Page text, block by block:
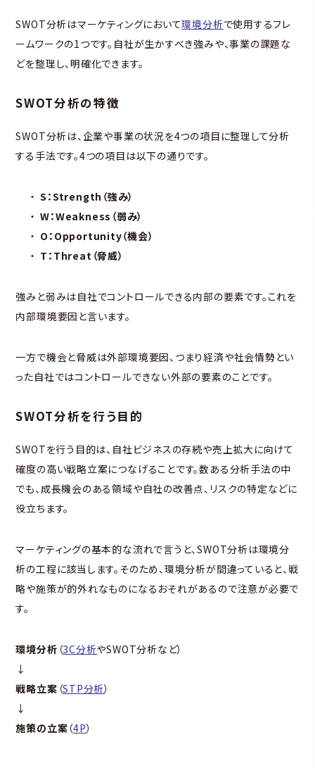
SWOT分析はマーケティングにおいて環境分析で使用するフレ
ームワークの1つです。自社が生かすべき強みや、事業の課題な
どを整理し、明確化できます。
SWOT分析の特徴
SWOT分析は、企業や事業の状況を4つの項目に整理して分析
する手法です。4つの項目は以下の通りです。
S：Strength（強み）
W：Weakness（弱み）
O：Opportunity（機会）
T：Threat（脅威）
強みと弱みは自社でコントロールできる内部の要素です。これを
内部環境要因と言います。
一方で機会と脅威は外部環境要因、つまり経済や社会情勢とい
った自社ではコントロールできない外部の要素のことです。
SWOT分析を行う目的
SWOTを行う目的は、自社ビジネスの存続や売上拡大に向けて
確度の高い戦略立案につなげることです。数ある分析手法の中
でも、成長機会のある領域や自社の改善点、リスクの特定などに
役立ちます。
マーケティングの基本的な流れで言うと、SWOT分析は環境分
析の工程に該当します。そのため、環境分析が間違っていると、戦
略や施策が的外れなものになるおそれがあるので注意が必要で
す。
環境分析 （3C分析やSWOT分析など）
↓
戦略立案 （STP分析）
↓
施策の立案 （4P）